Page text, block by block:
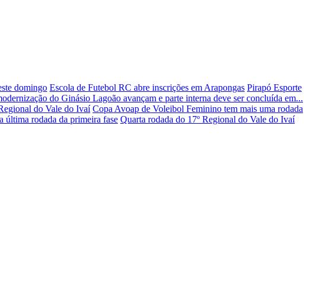
domingo Escola de Futebol RC abre inscrições em Arapongas Pirapó Esporte
do Ginásio Lagoão avançam e parte interna deve ser concluída em...
do Vale do Ivaí Copa Avoap de Voleibol Feminino tem mais uma rodada
última rodada da primeira fase Quarta rodada do 17º Regional do Vale do Ivaí